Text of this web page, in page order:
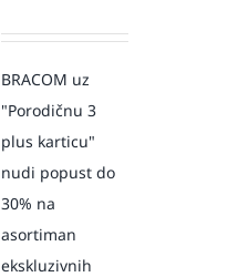
BRACOM uz
"Porodičnu 3
plus karticu"
nudi popust do
30% na
asortiman
ekskluzivnih